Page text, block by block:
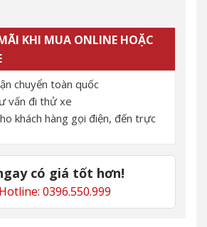
KHI MUA ONLINE HOẶC
chuyển toàn quốc
vấn đi thử xe
khách hàng gọi điện, đến trực
có giá tốt hơn!
Hotline: 0396.550.999